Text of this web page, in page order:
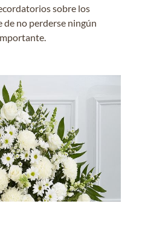
sobre los
de no perderse ningún